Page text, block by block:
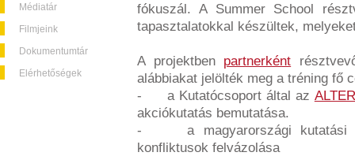
Médiatár
Filmjeink
Dokumentumtár
Elérhetőségek
fókuszál. A Summer School
tapasztalatokkal készültek,
A projektben partnerként
alábbiakat jelölték meg a tréning fő
- a Kutatócsoport által az
akciókutatás bemutatása.
- a magyarországi kutatási
konfliktusok felvázolása